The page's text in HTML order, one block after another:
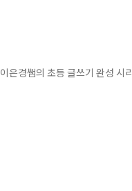
이은경쌤의 초등 글쓰기 완성 시리